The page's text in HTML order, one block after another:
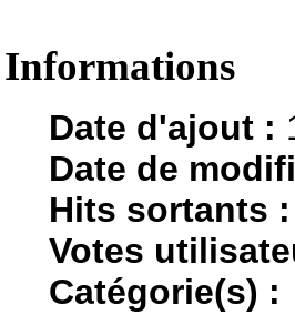
Informations
Date d'ajout :
Date de
Hits sortants :
Votes
Catégorie(s) :